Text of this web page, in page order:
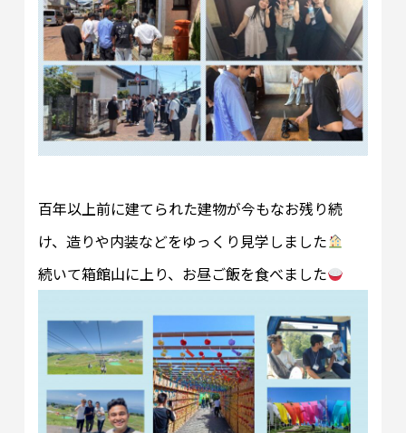
百年以上前に建てられた建物が今もなお残り続
け、造りや内装などをゆっくり見学しました
続いて箱館山に上り、お昼ご飯を食べました